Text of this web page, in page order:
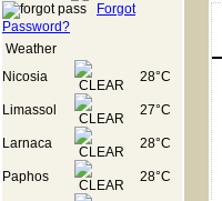
Forgot
Password?
Weather
Nicosia
28°C
Limassol 27°C
Larnaca 28°C
Paphos 28°C